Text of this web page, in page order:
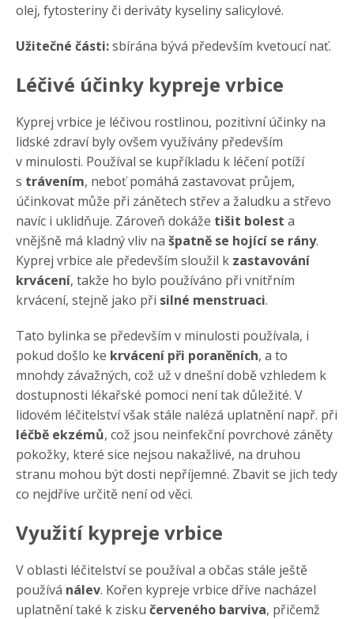
olej, fytosteriny či deriváty kyseliny salicylové.
Užitečné části:sbírána bývá především kvetoucí nať.
Léčivé účinky kypreje vrbice
Kyprej vrbice je léčivou rostlinou, pozitivní účinky na
lidské zdraví byly ovšem využívány především
v minulosti. Používal se kupříkladu k léčení potíží
s trávením, neboť pomáhá zastavovat průjem,
účinkovat může při zánětech střev a žaludku a střevo
navíc i uklidňuje. Zároveň dokáže tišit bolest a
vnějšně má kladný vliv na špatně se hojící se rány.
Kyprej vrbice ale především sloužil k zastavování
krvácení, takže ho bylo používáno při vnitřním
krvácení, stejně jako při silné menstruaci.
Tato bylinka se především v minulosti používala, i
pokud došlo ke krvácení při poraněních, a to
mnohdy závažných, což už v dnešní době vzhledem k
dostupnosti lékařské pomoci není tak důležité. V
lidovém léčitelství však stále nalézá uplatnění např. při
léčbě ekzémů, což jsou neinfekční povrchové záněty
pokožky, které sice nejsou nakažlivé, na druhou
stranu mohou být dosti nepříjemné. Zbavit se jich tedy
co nejdříve určitě není od věci.
Využití kypreje vrbice
V oblasti léčitelství se používal a občas stále ještě
používá nálev. Kořen kypreje vrbice dříve nacházel
uplatnění také k zisku červeného barviva, přičemž